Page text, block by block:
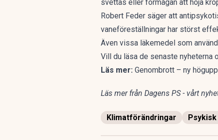
svettas eller förmågan att höja
Robert Feder säger att
vaneföreställningar har störst
Även vissa läkemedel som
Vill du läsa de senaste nyheterna
Läs mer: Genombrott – ny
Läs mer från Dagens PS - vårt
Klimatförändringar